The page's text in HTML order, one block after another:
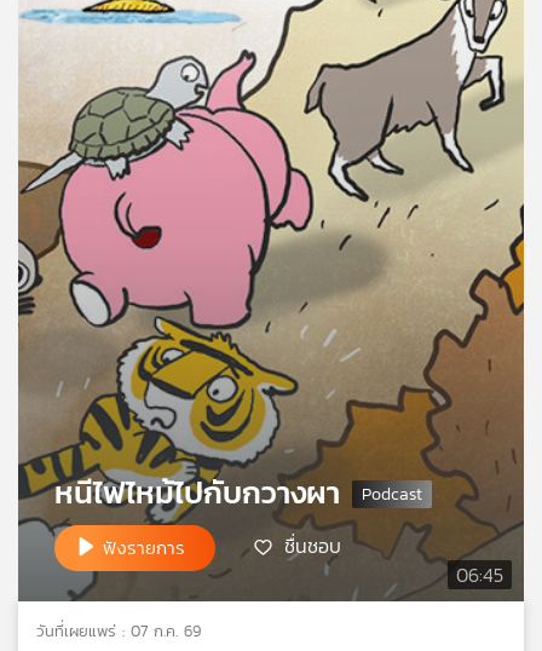
เพลง
บทความ
ข่าว
และ
กิจกรรม
เกี่ยว
เรา
เครือ
วิทยุ
ไทย
06:45
หนีไฟไหม้ไปกับกวางผา
ฟังรายการ ชื่นชอบ
วันที่เผยแพร่ : 07 ก.ค. 69